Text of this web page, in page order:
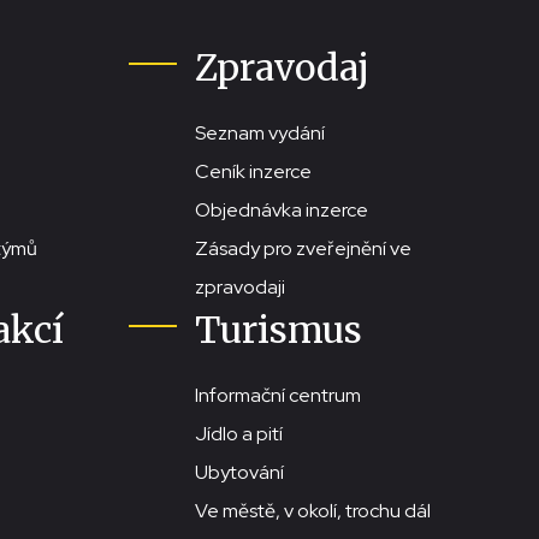
Zpravodaj
Seznam vydání
Ceník inzerce
Objednávka inzerce
Zásady pro zveřejnění ve
zpravodaji
Turismus
Informační centrum
Jídlo a pití
Ubytování
Ve městě, v okolí, trochu dál